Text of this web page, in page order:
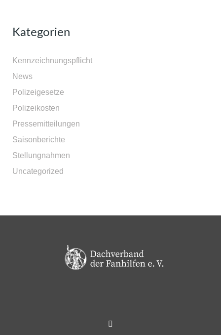
Kategorien
Kennzeichnungspflicht
News
Polizeigesetze
Polizeikosten
Pressemitteilungen
Saisonberichte
Stellungnahmen
Uncategorized